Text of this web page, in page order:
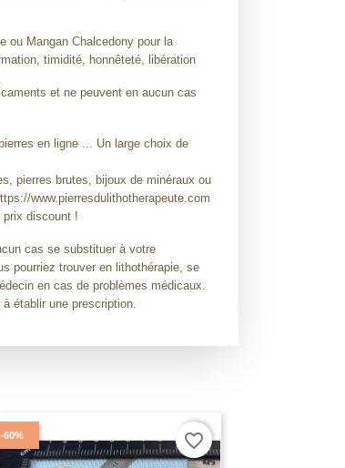
ou Mangan Chalcedony pour la
timidité, honnêteté, libération
et ne peuvent en aucun cas
en ligne ... Un large choix de
pierres brutes, bijoux de minéraux ou
www.pierresdulithotherapeute.com
prix discount !
cas se substituer à votre
pourriez trouver en lithothérapie, se
en cas de problèmes médicaux.
établir une prescription.
-60% favorite_border